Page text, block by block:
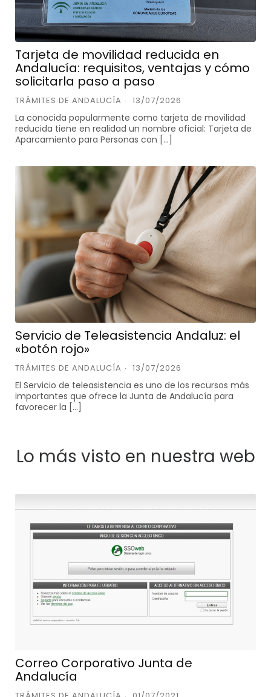
Tarjeta de movilidad reducida en
Andalucía: requisitos, ventajas y cómo
solicitarla paso a paso
TRÁMITES DE ANDALUCÍA 13/07/2026
La conocida popularmente como tarjeta de movilidad
reducida tiene en realidad un nombre oficial: Tarjeta de
Aparcamiento para Personas con […]
Servicio de Teleasistencia Andaluz: el
«botón rojo»
TRÁMITES DE ANDALUCÍA 13/07/2026
El Servicio de teleasistencia es uno de los recursos más
importantes que ofrece la Junta de Andalucía para
favorecer la […]
Lo más visto en nuestra web
Correo Corporativo Junta de
Andalucía